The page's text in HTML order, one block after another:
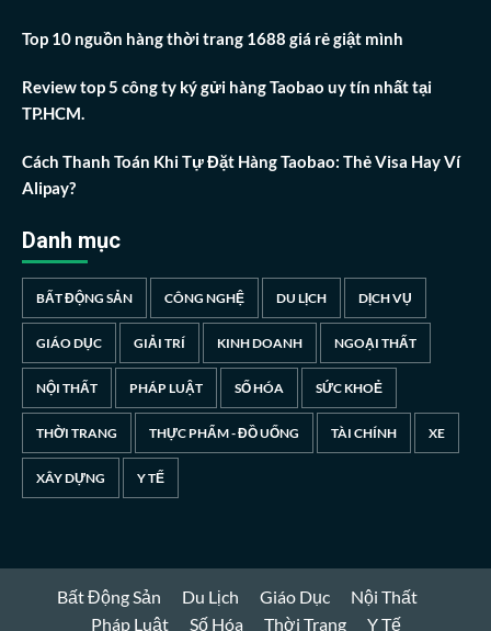
Top 10 nguồn hàng thời trang 1688 giá rẻ giật mình
Review top 5 công ty ký gửi hàng Taobao uy tín nhất tại
TP.HCM.
Cách Thanh Toán Khi Tự Đặt Hàng Taobao: Thẻ Visa Hay Ví
Alipay?
Danh mục
BẤT ĐỘNG SẢN CÔNG NGHỆ DU LỊCH DỊCH VỤ
GIÁO DỤC GIẢI TRÍ KINH DOANH NGOẠI THẤT
NỘI THẤT PHÁP LUẬT SỐ HÓA SỨC KHOẺ
THỜI TRANG THỰC PHẨM - ĐỒ UỐNG TÀI CHÍNH XE
XÂY DỰNG Y TẾ
Bất Động Sản Du Lịch Giáo Dục
Nội Thất
Pháp Luật
Số Hóa Thời Trang Y Tế